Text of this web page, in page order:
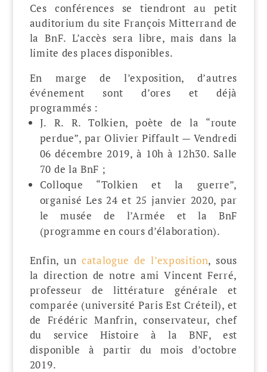
Ces conférences se tiendront au petit
auditorium du site François Mitterrand de
la BnF. L’accès sera libre, mais dans la
limite des places disponibles.
En marge de l’exposition, d’autres
événement sont d’ores et déjà
programmés :
J. R. R. Tolkien, poète de la “route
perdue”, par Olivier Piffault — Vendredi
06 décembre 2019, à 10h à 12h30. Salle
70 de la BnF ;
Colloque “Tolkien et la guerre”,
organisé Les 24 et 25 janvier 2020, par
le musée de l’Armée et la BnF
(programme en cours d’élaboration).
Enfin, un catalogue de l’exposition, sous
la direction de notre ami Vincent Ferré,
professeur de littérature générale et
comparée (université Paris Est Créteil), et
de Frédéric Manfrin, conservateur, chef
du service Histoire à la BNF, est
disponible à partir du mois d’octobre
2019.